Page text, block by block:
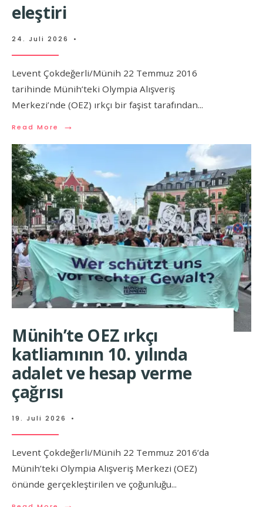
eleştiri
24. Juli 2026 •
Levent Çokdeğerli/Münih 22 Temmuz 2016
tarihinde Münih’teki Olympia Alışveriş
Merkezi’nde (OEZ) ırkçı bir faşist tarafından...
Read More →
Münih’te OEZ ırkçı
katliamının 10. yılında
adalet ve hesap verme
çağrısı
19. Juli 2026 •
Levent Çokdeğerli/Münih 22 Temmuz 2016’da
Münih’teki Olympia Alışveriş Merkezi (OEZ)
önünde gerçekleştirilen ve çoğunluğu...